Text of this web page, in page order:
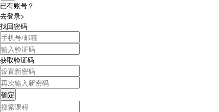
已有账号？
去登录>
找回密码
获取验证码